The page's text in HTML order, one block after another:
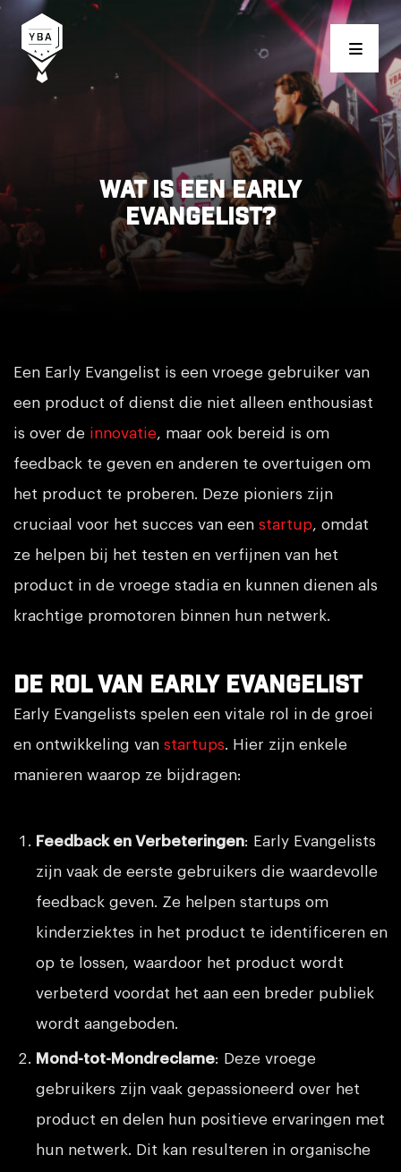
Young Business Award
Wat is een Early
Evangelist?
Een Early Evangelist is een vroege gebruiker van
een product of dienst die niet alleen enthousiast
is over de innovatie, maar ook bereid is om
feedback te geven en anderen te overtuigen om
het product te proberen. Deze pioniers zijn
cruciaal voor het succes van een startup, omdat
ze helpen bij het testen en verfijnen van het
product in de vroege stadia en kunnen dienen als
krachtige promotoren binnen hun netwerk.
De Rol van Early Evangelist
Early Evangelists spelen een vitale rol in de groei
en ontwikkeling van startups. Hier zijn enkele
manieren waarop ze bijdragen:
Feedback en Verbeteringen: Early Evangelists
zijn vaak de eerste gebruikers die waardevolle
feedback geven. Ze helpen startups om
kinderziektes in het product te identificeren en
op te lossen, waardoor het product wordt
verbeterd voordat het aan een breder publiek
wordt aangeboden.
Mond-tot-Mondreclame: Deze vroege
gebruikers zijn vaak gepassioneerd over het
product en delen hun positieve ervaringen met
hun netwerk. Dit kan resulteren in organische